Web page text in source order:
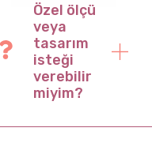
Özel ölçü
veya
tasarım
isteği
verebilir
miyim?